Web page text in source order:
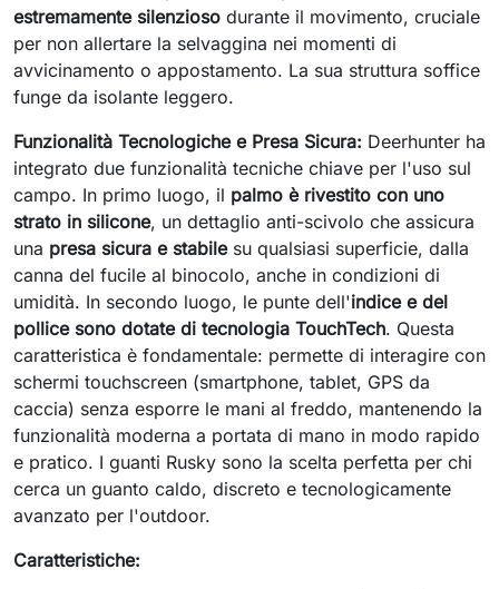
estremamente silenzioso durante il movimento, cruciale
per non allertare la selvaggina nei momenti di
avvicinamento o appostamento. La sua struttura soffice
funge da isolante leggero.
Funzionalità Tecnologiche e Presa Sicura: Deerhunter ha
integrato due funzionalità tecniche chiave per l'uso sul
campo. In primo luogo, il palmo è rivestito con uno
strato in silicone, un dettaglio anti-scivolo che assicura
una presa sicura e stabilesu qualsiasi superficie, dalla
canna del fucile al binocolo, anche in condizioni di
umidità. In secondo luogo, le punte dell'indice e del
pollice sono dotate di tecnologia TouchTech. Questa
caratteristica è fondamentale: permette di interagire con
schermi touchscreen (smartphone, tablet, GPS da
caccia) senza esporre le mani al freddo, mantenendo la
funzionalità moderna a portata di mano in modo rapido
e pratico. I guanti Rusky sono la scelta perfetta per chi
cerca un guanto caldo, discreto e tecnologicamente
avanzato per l'outdoor.
Caratteristiche: